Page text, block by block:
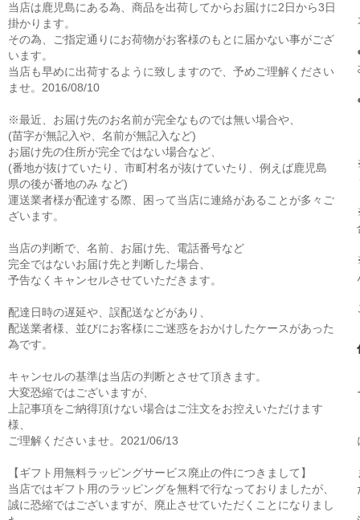
当店は鹿児島にある為、商品を出荷してからお届けに2日から3日
掛かります。
その為、ご指定通りにお荷物がお客様のもとに届かない事がござ
います。
当店も早めに出荷するように致しますので、予めご理解ください
ませ。2016/08/10
※最近、お届け先のお名前が完全なものでは無い場合や、
(苗字が無記入や、名前が無記入など)
お届け先の住所が完全ではない場合など、
(番地が抜けていたり、市町村名が抜けていたり、例えば鹿児島
県の後が番地のみ など)
運送業者様が配達する際、困って当店に連絡があることが多々ご
ざいます。
当店の判断で、名前、お届け先、電話番号など
完全ではないお届け先と判断した場合、
予告なくキャンセルさせていただきます。
配達日時の遅延や、誤配送などがあり、
配送業者様、並びにお客様にご迷惑をおかけしたケースがあった
為です。
キャンセルの基準は当店の判断とさせて頂きます。
大変恐縮ではございますが、
上記事項をご納得頂けない場合はご注文をお控えいただけます
様、
ご理解くださいませ。2021/06/13
【ギフト用無料ラッピングサービス廃止の件につきまして】
当店ではギフト用のラッピングを無料で行なっておりましたが、
誠に恐縮ではございますが、廃止させていただくことになりまし